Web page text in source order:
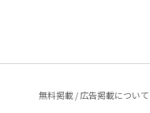
無料掲載 / 広告掲載について